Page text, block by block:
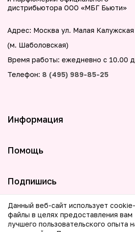
дистрибьютора ООО «МБГ Бьюти»
Адрес: Москва ул. Малая Калужская
(м. Шаболовская)
Время работы: ежедневно с 10.00
Телефон: 8 (495) 989-85-25
Информация
Помощь
Подпишись
Данный веб-сайт использует cookie-
файлы в целях предоставления вам
лучшего пользовательского опыта